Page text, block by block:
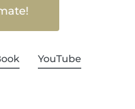
YouTube